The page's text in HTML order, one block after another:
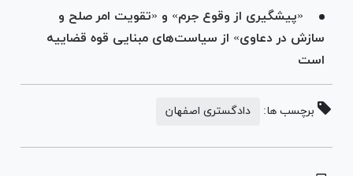
«پیشگیری از وقوع جرم» و «تقویت امر صلح و
سازش در دعاوی» از سیاست‌های مبنایی قوه قضاییه
است
برچسب ها: دادگستری اصفهان